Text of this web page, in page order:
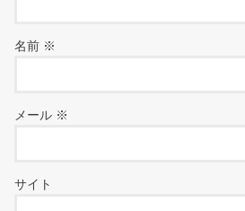
名前 ※
メール ※
サイト